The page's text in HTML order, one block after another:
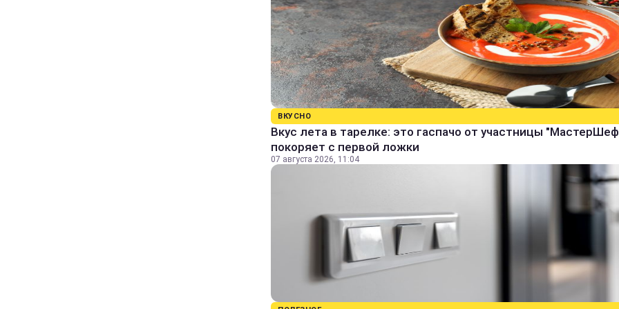
ВКУСНО
Вкус лета в тарелке: это гаспачо от участницы
покоряет с первой ложки
07 августа 2026, 11:04